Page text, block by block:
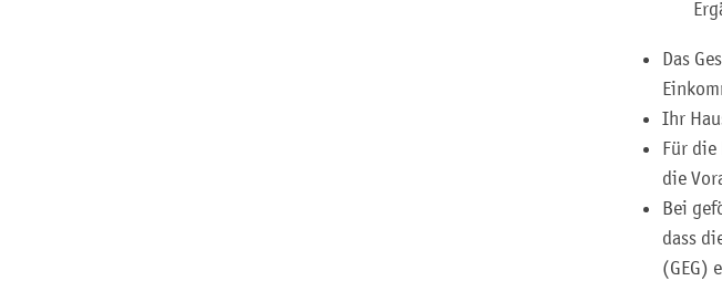
Das
Ihr
Für die
die
Bei
dass
(GEG)